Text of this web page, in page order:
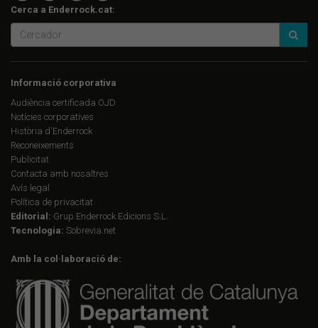
Cerca a Enderrock.cat:
Informació corporativa
Audiència certificada OJD
Notícies corporatives
Història d'Enderrock
Reconeixements
Publicitat
Contacta amb nosaltres
Avís legal
Política de privacitat
Editorial: Grup Enderrock Edicions S.L.
Tecnologia: Sobrevia.net
Amb la col·laboració de: